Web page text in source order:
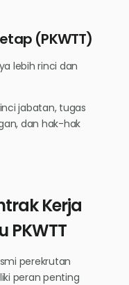
(PKWTT)
lebih rinci dan
jabatan, tugas
dan hak-hak
Kerja
PKWTT
perekrutan
peran penting